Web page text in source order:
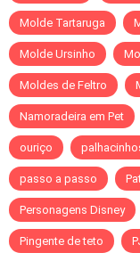
Molde Tartaruga
Molde Ursinho
Moldes de Feltro
Namoradeira em Pet
ouriço
passo a passo
Personagens Disney
Pingente de teto